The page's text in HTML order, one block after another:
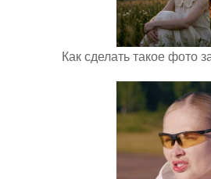
Как сделать такое фото